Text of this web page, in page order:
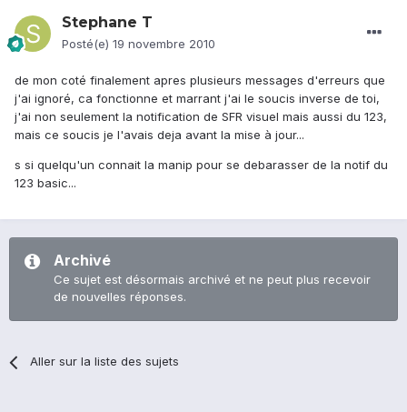
Stephane T
Posté(e) 19 novembre 2010
de mon coté finalement apres plusieurs messages d'erreurs que
j'ai ignoré, ca fonctionne et marrant j'ai le soucis inverse de toi,
j'ai non seulement la notification de SFR visuel mais aussi du 123,
mais ce soucis je l'avais deja avant la mise à jour...
s si quelqu'un connait la manip pour se debarasser de la notif du
123 basic...
Archivé
Ce sujet est désormais archivé et ne peut plus recevoir
de nouvelles réponses.
Aller sur la liste des sujets